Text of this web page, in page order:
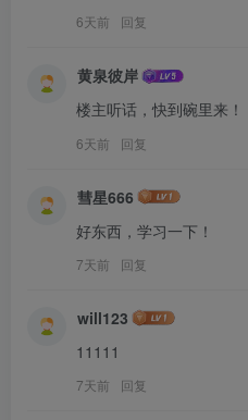
6天前 回复
黄泉彼岸
楼主听话，快到碗里来！
6天前 回复
彗星666
好东西，学习一下！
7天前 回复
will123
11111
7天前 回复